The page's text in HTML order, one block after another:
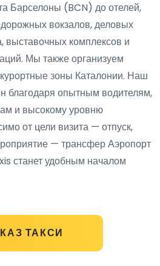
ТАКСИ
Барселоны (BCN) до отелей,
вокзалов, деловых
выставочных комплексов и
Мы также организуем
зоны Каталонии. Наш
благодаря опытным водителям,
и высокому уровню
от цели визита — отпуск,
— трансфер Аэропорт
станет удобным началом